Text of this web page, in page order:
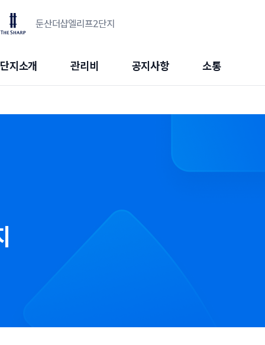
둔산더샵엘리프2단지
단지소개 관리비 공지사항 소통